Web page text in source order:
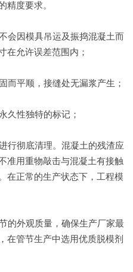
精度要求。
会因模具吊运及振捣混凝土而
在允许误差范围内；
而平顺，接缝处无漏浆产生；
久性独特的标记；
行彻底清理。混凝土的残渣应
准用重物敲击与混凝土有接触
在正常的生产状态下，工程模
的外观质量，确保生产厂家最
在管节生产中选用优质脱模剂